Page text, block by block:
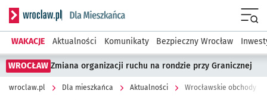
Serwis informacyjny wroclaw.pl podserwis: Dla mieszkańca
WAKACJE Aktualności Komunikaty Bezpieczny Wrocław
WROCŁAW Zmiana organizacji ruchu na rondzie przy Granicznej
wroclaw.pl Dla mieszkańca Aktualności Wrocławskie obchody